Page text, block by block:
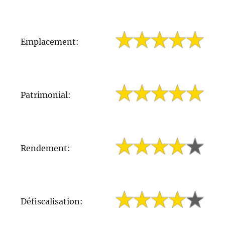
Emplacement:
Patrimonial:
Rendement:
Défiscalisation: